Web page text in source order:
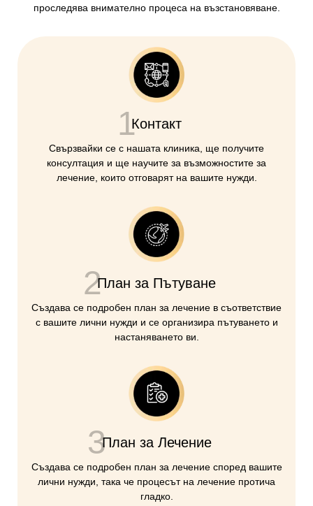
проследява внимателно процеса на възстановяване.
1Контакт
Свързвайки се с нашата клиника, ще получите
консултация и ще научите за възможностите за
лечение, които отговарят на вашите нужди.
2План за Пътуване
Създава се подробен план за лечение в съответствие
с вашите лични нужди и се организира пътуването и
настаняването ви.
3План за Лечение
Създава се подробен план за лечение според вашите
лични нужди, така че процесът на лечение протича
гладко.